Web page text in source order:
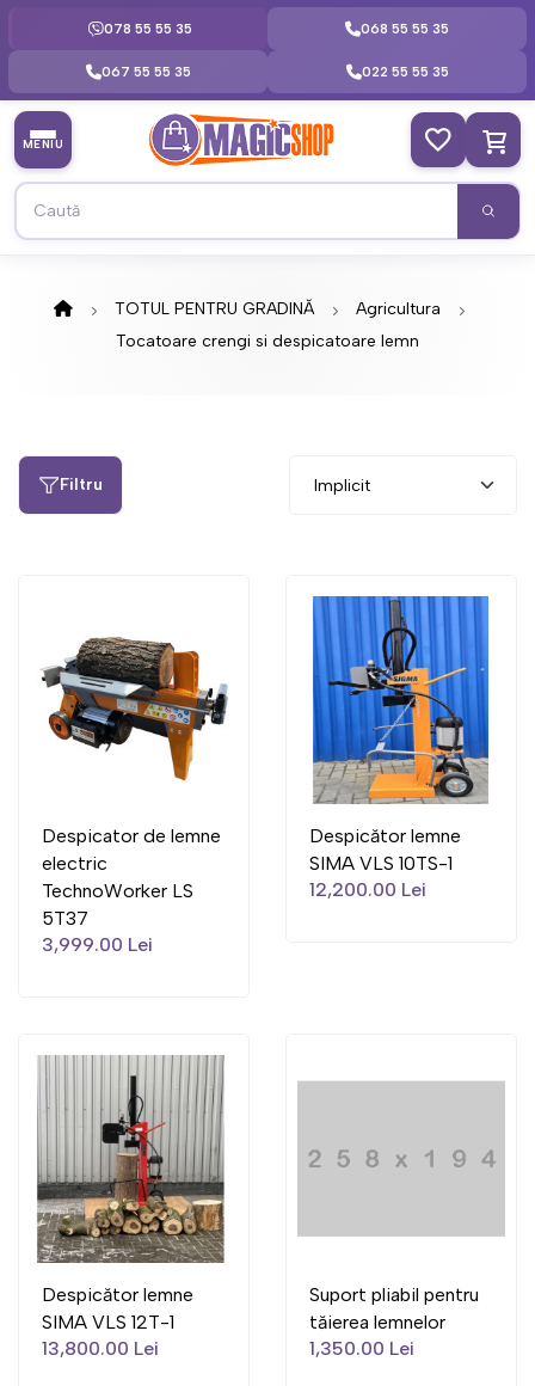
078 55 55 35 068 55 55 35
067 55 55 35 022 55 55 35
MENIU
TOTUL PENTRU GRADINĂ
Agricultura
Tocatoare crengi si despicatoare lemn
Filtru
Despicator de lemne
electric
TechnoWorker LS
5T37
3,999.00 Lei
Despicător lemne
SIMA VLS 10TS-1
12,200.00 Lei
Despicător lemne
SIMA VLS 12T-1
13,800.00 Lei
Suport pliabil pentru
tăierea lemnelor
1,350.00 Lei